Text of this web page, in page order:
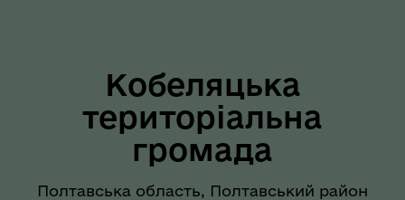
Кобеляцька
територіальна
громада
Полтавська область, Полтавський район